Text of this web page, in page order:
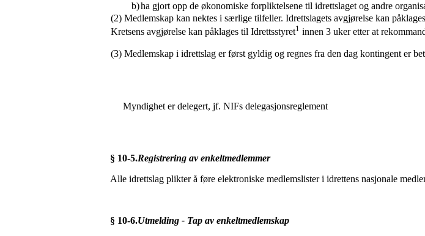
b)ha gjort opp de økonomiske forpliktelsene til idrettslaget og andre
(2) Medlemskap kan nektes i særlige tilfeller. Idrettslagets avgjørelse kan
Kretsens avgjørelse kan påklages til Idrettsstyret1 innen 3 uker etter at
(3) Medlemskap i idrettslag er først gyldig og regnes fra den dag kontingent er
Myndighet er delegert, jf. NIFs delegasjonsreglement
§ 10-5.Registrering av enkeltmedlemmer
Alle idrettslag plikter å føre elektroniske medlemslister i idrettens nasjonale
§ 10-6.Utmelding - Tap av enkeltmedlemskap